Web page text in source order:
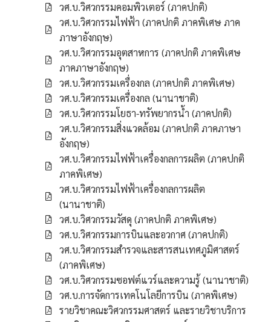
วศ.บ.วิศวกรรมคอมพิวเตอร์ (ภาคปกติ)
วศ.บ.วิศวกรรมไฟฟ้า (ภาคปกติ ภาคพิเศษ ภาค
ภาษาอังกฤษ)
วศ.บ.วิศวกรรมอุตสาหการ (ภาคปกติ ภาคพิเศษ
ภาคภาษาอังกฤษ)
วศ.บ.วิศวกรรมเครื่องกล (ภาคปกติ ภาคพิเศษ)
วศ.บ.วิศวกรรมเครื่องกล (นานาชาติ)
วศ.บ.วิศวกรรมโยธา-ทรัพยากรน้ำ (ภาคปกติ)
วศ.บ.วิศวกรรมสิ่งแวดล้อม (ภาคปกติ ภาคภาษา
อังกฤษ)
วศ.บ.วิศวกรรมไฟฟ้าเครื่องกลการผลิต (ภาคปกติ
ภาคพิเศษ)
วศ.บ.วิศวกรรมไฟฟ้าเครื่องกลการผลิต
(นานาชาติ)
วศ.บ.วิศวกรรมวัสดุ (ภาคปกติ ภาคพิเศษ)
วศ.บ.วิศวกรรมการบินและอวกาศ (ภาคปกติ)
วศ.บ.วิศวกรรมสำรวจและสารสนเทศภูมิศาสตร์
(ภาคพิเศษ)
วศ.บ.วิศวกรรมซอฟต์แวร์และความรู้ (นานาชาติ)
วศ.บ.การจัดการเทคโนโลยีการบิน (ภาคพิเศษ)
รายวิชาคณะวิศวกรรมศาสตร์ และรายวิชาบริการ